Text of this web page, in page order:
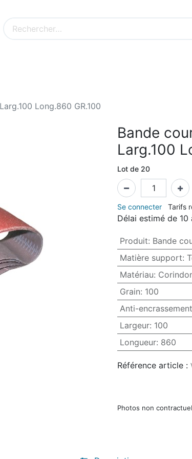
Long.860 GR.100
Bande
Larg.100
Lot de 20
Se connecter Tarifs
Délai estimé de 10
Produit: Bande
Matière support:
Matériau:
Grain: 100
Anti-encrassement
Largeur: 100
Longueur: 860
Référence article :
Photos non